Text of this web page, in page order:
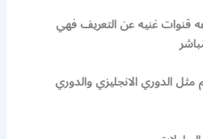
غنيه عن التعريف فهي
مثل الدوري الانجليزي والدوري